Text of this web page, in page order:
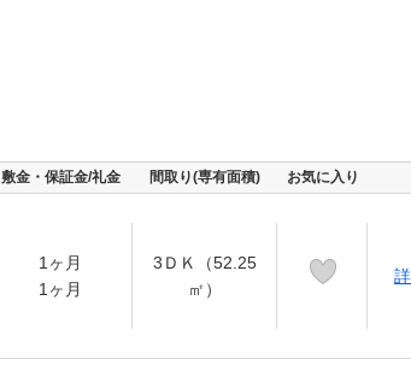
敷金・保証金/礼金 間取り(専有面積) お気に入り
1ヶ月
1ヶ月
3ＤＫ（52.25
㎡）